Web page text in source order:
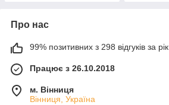
Про нас
99% позитивних з 298 відгуків за рік
Працює з 26.10.2018
м. Вінниця
Вінниця, Україна